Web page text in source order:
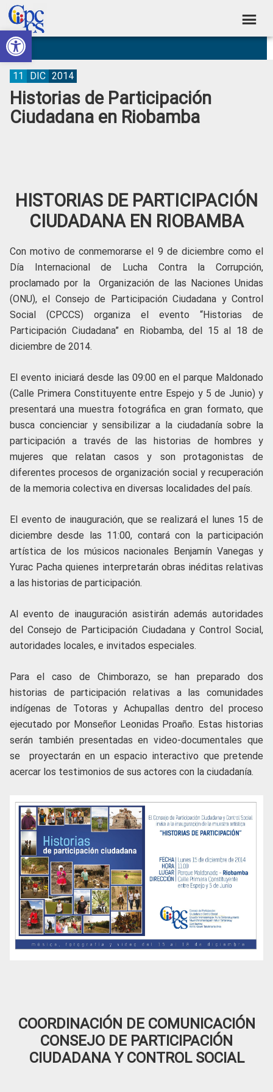
Abrir barra de herramientas
Skip
to
primary
navigation
Skip
to
main
content
Skip
to
primary
sidebar
Skip
to
footer
Consejo
de
Participación
Ciudadana
Construyendo
Poder
Ciudadano
Historias de Participación
Ciudadana en Riobamba
11 DIC 2014
HISTORIAS DE PARTICIPACIÓN
CIUDADANA EN RIOBAMBA
Con motivo de conmemorarse el 9 de diciembre como el
Día Internacional de Lucha Contra la Corrupción,
proclamado por la Organización de las Naciones Unidas
(ONU), el Consejo de Participación Ciudadana y Control
Social (CPCCS) organiza el evento “Historias de
Participación Ciudadana” en Riobamba, del 15 al 18 de
diciembre de 2014.
El evento iniciará desde las 09:00 en el parque Maldonado
(Calle Primera Constituyente entre Espejo y 5 de Junio) y
presentará una muestra fotográfica en gran formato, que
busca concienciar y sensibilizar a la ciudadanía sobre la
participación a través de las historias de hombres y
mujeres que relatan casos y son protagonistas de
diferentes procesos de organización social y recuperación
de la memoria colectiva en diversas localidades del país.
El evento de inauguración, que se realizará el lunes 15 de
diciembre desde las 11:00, contará con la participación
artística de los músicos nacionales Benjamín Vanegas y
Yurac Pacha quienes interpretarán obras inéditas relativas
a las historias de participación.
Al evento de inauguración asistirán además autoridades
del Consejo de Participación Ciudadana y Control Social,
autoridades locales, e invitados especiales.
Para el caso de Chimborazo, se han preparado dos
historias de participación relativas a las comunidades
indígenas de Totoras y Achupallas dentro del proceso
ejecutado por Monseñor Leonidas Proaño. Estas historias
serán también presentadas en video-documentales que
se proyectarán en un espacio interactivo que pretende
acercar los testimonios de sus actores con la ciudadanía.
COORDINACIÓN DE COMUNICACIÓN
CONSEJO DE PARTICIPACIÓN
CIUDADANA Y CONTROL SOCIAL